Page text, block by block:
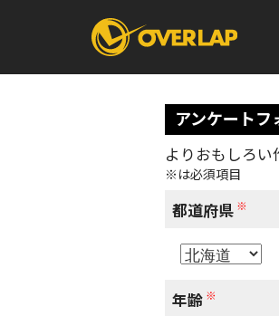
コミック
コミッククリエ
オーバーラップ文庫
アンケートフ
よりおもしろい
※は必須項目
都道府県 ※
年齢 ※